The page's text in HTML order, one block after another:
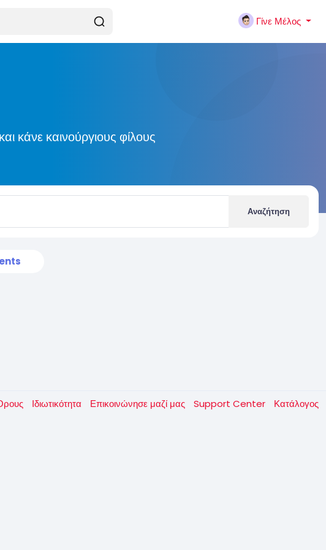
Γίνε Μέλος
κάνε καινούργιους φίλους
Αναζήτηση
Ιδιωτικότητα Επικοινώνησε μαζί μας Support Center Κατάλογος